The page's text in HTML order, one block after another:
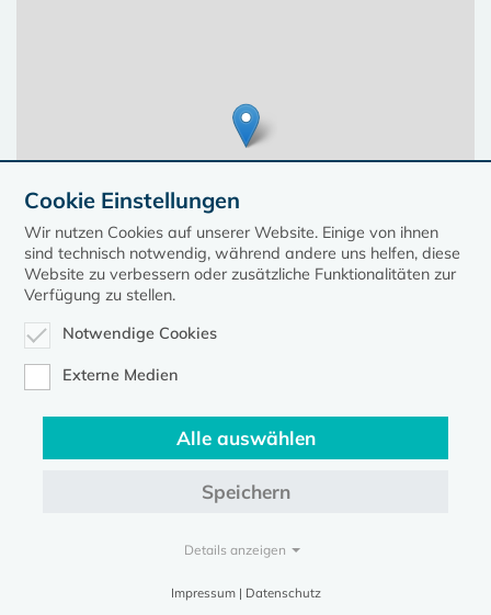
Diese Seite gehört zum Portalkirche-mv.de
Evangelische Kirche in Mecklenburg-Vorpommern © 2026
Cookie Einstellungen
Wir nutzen Cookies auf unserer Website. Einige von ihnen
sind technisch notwendig, während andere uns helfen, diese
Website zu verbessern oder zusätzliche Funktionalitäten zur
Verfügung zu stellen.
Notwendige Cookies
Externe Medien
Alle auswählen
Speichern
Details anzeigen
Impressum | Datenschutz